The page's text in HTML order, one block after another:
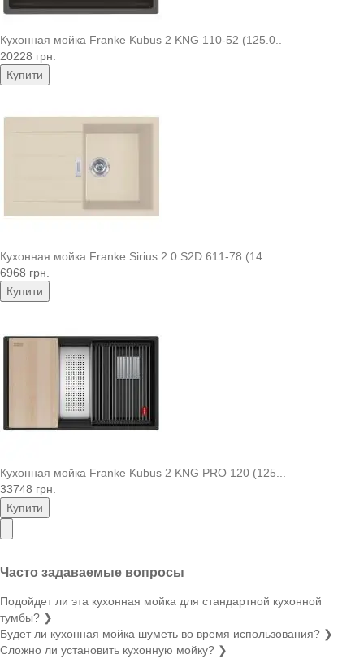
Кухонная мойка Franke Kubus 2 KNG 110-52 (125.0..
20228 грн.
Купити
Кухонная мойка Franke Sirius 2.0 S2D 611-78 (14..
6968 грн.
Купити
Кухонная мойка Franke Kubus 2 KNG PRO 120 (125...
33748 грн.
Купити
Часто задаваемые вопросы
Подойдет ли эта кухонная мойка для стандартной кухонной
тумбы? ❯
Будет ли кухонная мойка шуметь во время использования? ❯
Сложно ли установить кухонную мойку? ❯